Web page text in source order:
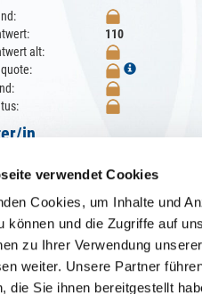
verwendet Cookies
Cookies, um Inhalte und
können und die Zugriffe auf
zu Ihrer Verwendung
weiter. Unsere Partner
die Sie ihnen bereitgestellt
110
alt:
in
vom Fuchsgraben2000